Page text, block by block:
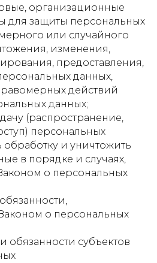
организационные
для защиты персональных
или случайного
изменения,
предоставления,
данных,
действий
данных;
(распространение,
персональных
обработку и уничтожить
в порядке и случаях,
о персональных
о персональных
обязанности субъектов